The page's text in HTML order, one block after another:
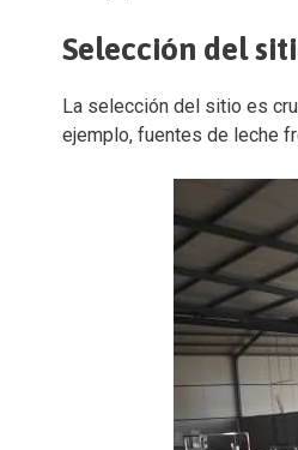
Selección del
La selección del sitio es
ejemplo, fuentes de leche